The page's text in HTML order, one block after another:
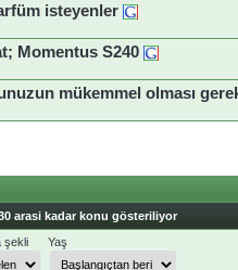
isteyenler
Momentus S240
mükemmel olması
arasi kadar konu gösteriliyor
şekli Yaş